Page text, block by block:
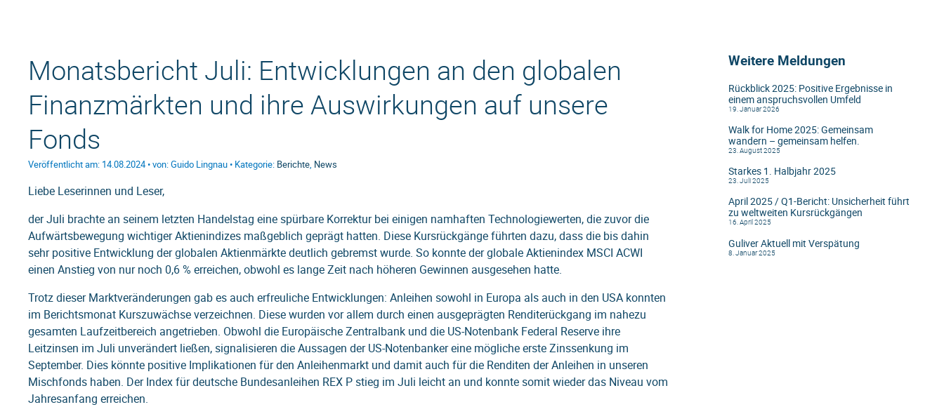
Monatsbericht Juli: Entwicklungen an den globalen
Finanzmärkten und ihre Auswirkungen auf unsere
Fonds
Veröffentlicht am: 14.08.2024 • von: Guido Lingnau • Kategorie: Berichte News
Liebe Leserinnen und Leser,
der Juli brachte an seinem letzten Handelstag eine spürbare Korrektur bei einigen namhaften Technologiewerten, die zuvor die
Aufwärtsbewegung wichtiger Aktienindizes maßgeblich geprägt hatten. Diese Kursrückgänge führten dazu, dass die bis dahin
sehr positive Entwicklung der globalen Aktienmärkte deutlich gebremst wurde. So konnte der globale Aktienindex MSCI ACWI
einen Anstieg von nur noch 0,6 % erreichen, obwohl es lange Zeit nach höheren Gewinnen ausgesehen hatte.
Trotz dieser Marktveränderungen gab es auch erfreuliche Entwicklungen: Anleihen sowohl in Europa als auch in den USA konnten
im Berichtsmonat Kurszuwächse verzeichnen. Diese wurden vor allem durch einen ausgeprägten Renditerückgang im nahezu
gesamten Laufzeitbereich angetrieben. Obwohl die Europäische Zentralbank und die US-Notenbank Federal Reserve ihre
Leitzinsen im Juli unverändert ließen, signalisieren die Aussagen der US-Notenbanker eine mögliche erste Zinssenkung im
September. Dies könnte positive Implikationen für den Anleihenmarkt und damit auch für die Renditen der Anleihen in unseren
Mischfonds haben. Der Index für deutsche Bundesanleihen REX P stieg im Juli leicht an und konnte somit wieder das Niveau vom
Jahresanfang erreichen.
Weitere Meldungen
Rückblick 2025: Positive Ergebnisse in
einem anspruchsvollen Umfeld
19. Januar 2026
Walk for Home 2025: Gemeinsam
wandern – gemeinsam helfen.
23. August 2025
Starkes 1. Halbjahr 2025
23. Juli 2025
April 2025 / Q1-Bericht: Unsicherheit führt
zu weltweiten Kursrückgängen
16. April 2025
Guliver Aktuell mit Verspätung
8. Januar 2025